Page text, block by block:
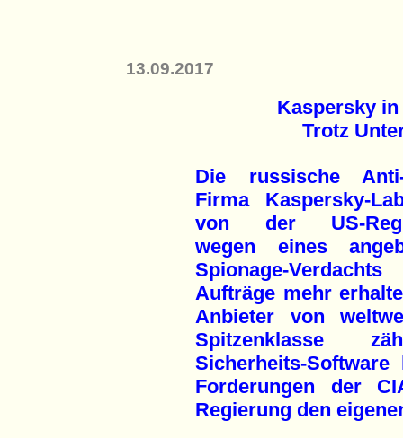
13.09.2017
Kaspersky in
Trotz
Die russische Anti-
Firma Kaspersky-
von der US-
wegen eines
Spionage-
Aufträge mehr
Anbieter von
Spitzenklasse
Sicherheits-
Forderungen der
Regierung den